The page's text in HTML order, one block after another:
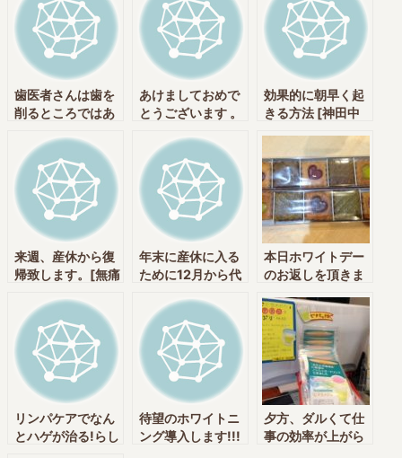
歯医者さんは歯を
削るところではあ
央通りいけむら歯
科 神田駅・新日
本橋駅]
あけましておめで
とうございます 。
た。 [神田中央通
りいけむら歯科
神田駅・新日本橋
駅]
効果的に朝早く起
きる方法 [神田中
科 神田駅・新日
本橋駅]
来週、産休から復
帰致します。[無痛
予防歯科・栄養療
法実践クリニック
の神田中央通りい
けむら歯科 神田
駅・新日本橋駅]
年末に産休に入る
ために12月から代
頂いています。[神
田中央通りいけむ
ら歯科 神田駅・
新日本橋駅
本日ホワイトデー
のお返しを頂きま
削らない・予防歯
科・栄養療法実践
クリニックの神田
中央通りいけむら
歯科 神田駅・新
日本橋駅]
リンパケアでなん
とハゲが治る!らし
待望のホワイトニ
ング導入します!!!
夕方、ダルくて仕
事の効率が上がら